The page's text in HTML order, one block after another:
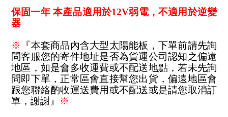
保固一年 本產品適用於12V弱電，不適用於逆變
器
※
『本套商品內含大型太陽能板，下單前請先詢
問客服您的寄件地址是否為貨運公司認知之偏遠
地區，如是會多收運費或不配送地點，若未先詢
問即下單，正常區會直接幫您出貨，偏遠地區會
跟您聯絡酌收運送費用或不配送或是請您取消訂
單，謝謝』 ※